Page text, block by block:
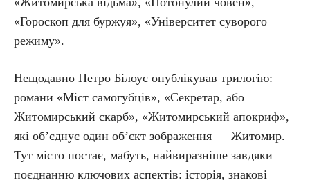
«Гороскоп для буржуя», «Університет суворого
режиму».
Нещодавно Петро Білоус опублікував трилогію:
романи «Міст самогубців», «Секретар, або
Житомирський скарб», «Житомирський апокриф»,
які об’єднує один об’єкт зображення — Житомир.
Тут місто постає, мабуть, найвиразніше завдяки
поєднанню ключових аспектів: історія, знакові